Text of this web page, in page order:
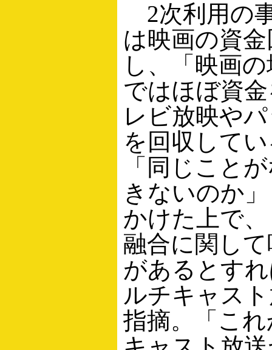
2次利用の
は映画の資
し、「映画
ではほぼ資
レビ放映や
を回収して
「同じこと
きないのか
かけた上で
融合に関し
があるとす
ルチキャス
指摘。「こ